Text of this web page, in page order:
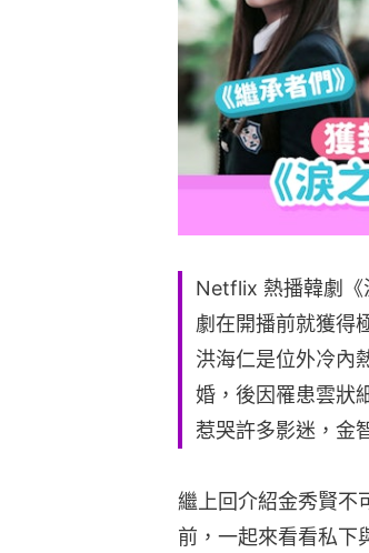
Netflix 熱播韓劇《
劇在開播前就獲得
洪海仁是位外冷內
婚，後因罹患雲狀
惹哭許多影迷，金
繼上回介紹金秀賢不
前，一起來看看私下